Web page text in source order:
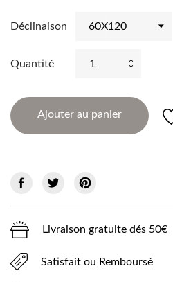
Déclinaison
Quantité
Ajouter au panier
Livraison gratuite dés 50€
Satisfait ou Remboursé